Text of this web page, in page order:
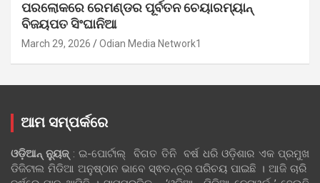
ପରଲୋକରେ ରେମଣ୍ଡର ପୂର୍ବତନ ଚେୟାରମ୍ୟାନ୍
ବିଜୟପତ ସିଂଘାନିଆ
March 29, 2026 Odian Media Network1
ଆମ ସମ୍ପର୍କରେ
ଓଡ଼ିଆନ୍‍ ନ୍ୟୁଜ୍‍: ଇ-ପୋର୍ଟାଲ୍ ବିଗତ ତିନି ବର୍ଷ ଧରି ଓଡ଼ିଶାର ଏକ ପ୍ରମୁଖ
ଡିଜିଟାଲ ମିଡିଆ ଅନୁଷ୍ଠାନ ଭାବେ ସ୍ଵତନ୍ତ୍ର ପରିଚୟ ପାଇଛି । ଆଜି ଚାରି